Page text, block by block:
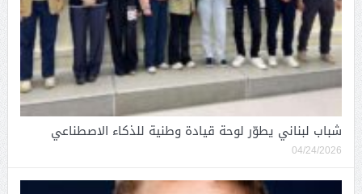
شباب لبناني يطوّر لوحة قيادة وطنية للذكاء الاصطناعي
04/24/2026